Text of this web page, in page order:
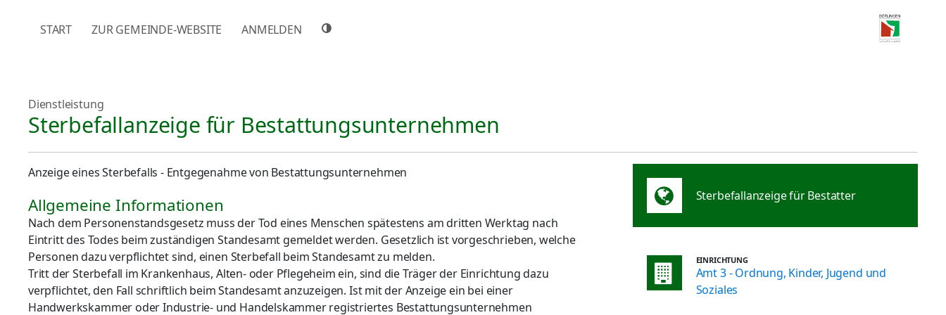
NAVIGATION ÜBERSPRINGEN
START ZUR GEMEINDE-WEBSITE ANMELDEN
Dienstleistung
Sterbefallanzeige für Bestattungsunternehmen
Anzeige eines Sterbefalls - Entgegenahme von Bestattungsunternehmen
Allgemeine Informationen
Nach dem Personenstandsgesetz muss der Tod eines Menschen spätestens am dritten Werktag nach
Eintritt des Todes beim zuständigen Standesamt gemeldet werden. Gesetzlich ist vorgeschrieben, welche
Personen dazu verpflichtet sind, einen Sterbefall beim Standesamt zu melden.
Tritt der Sterbefall im Krankenhaus, Alten- oder Pflegeheim ein, sind die Träger der Einrichtung dazu
verpflichtet, den Fall schriftlich beim Standesamt anzuzeigen. Ist mit der Anzeige ein bei einer
Handwerkskammer oder Industrie- und Handelskammer registriertes Bestattungsunternehmen
Sterbefallanzeige für Bestatter
EINRICHTUNG
Amt 3 - Ordnung, Kinder, Jugend und
Soziales